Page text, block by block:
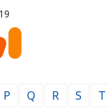
P Q R S T